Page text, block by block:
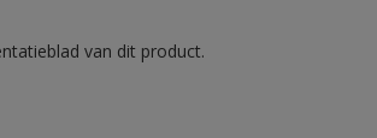
van dit product.